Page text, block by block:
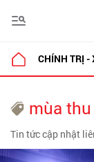
CHÍNH TRỊ -
mùa thu
Tin tức cập nhật